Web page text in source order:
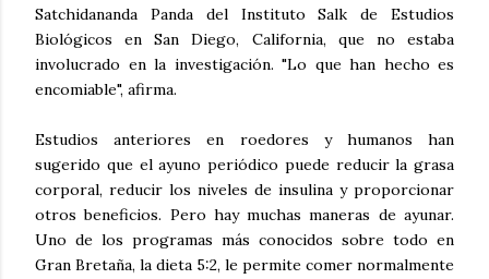
Satchidananda Panda del Instituto Salk de Estudios
Biológicos en San Diego, California, que no estaba
involucrado en la investigación. "Lo que han hecho es
encomiable", afirma.
Estudios anteriores en roedores y humanos han
sugerido que el ayuno periódico puede reducir la grasa
corporal, reducir los niveles de insulina y proporcionar
otros beneficios. Pero hay muchas maneras de ayunar.
Uno de los programas más conocidos sobre todo en
Gran Bretaña, la dieta 5:2, le permite comer normalmente